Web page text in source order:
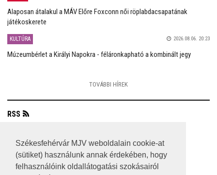
Székesfehérvár MJV weboldalain cookie-at
(sütiket) használunk annak érdekében, hogy
felhasználóink oldallátogatási szokásairól
Alaposan átalakul a MÁV Előre Foxconn női röplabdacsapatának
játékoskerete
KULTÚRA 2026.08.06. 20:23
Múzeumbérlet a Királyi Napokra - féláronkapható a kombinált jegy
TOVÁBBI HÍREK
RSS
JOGI NYILATKOZAT
IMPRESSZUM